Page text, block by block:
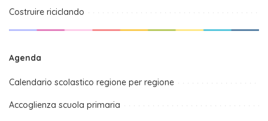
Costruire riciclando
Agenda
Calendario scolastico regione per regione
Accoglienza scuola primaria